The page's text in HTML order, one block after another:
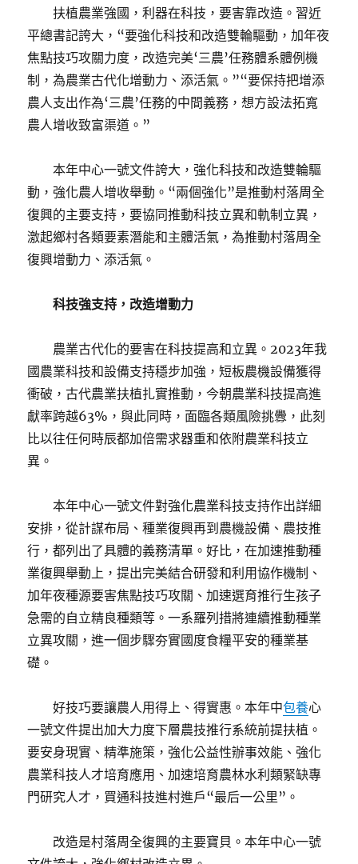
扶植農業強國，利器在科技，要害靠改造。習近
平總書記誇大，“要強化科技和改造雙輪驅動，加年夜
焦點技巧攻關力度，改造完美‘三農’任務體系體例機
制，為農業古代化增動力、添活氣。”“要保持把增添
農人支出作為‘三農’任務的中間義務，想方設法拓寬
農人增收致富渠道。”
本年中心一號文件誇大，強化科技和改造雙輪驅
動，強化農人增收舉動。“兩個強化”是推動村落周全
復興的主要支持，要協同推動科技立異和軌制立異，
激起鄉村各類要素潛能和主體活氣，為推動村落周全
復興增動力、添活氣。
科技強支持，改造增動力
農業古代化的要害在科技提高和立異。2023年我
國農業科技和設備支持穩步加強，短板農機設備獲得
衝破，古代農業扶植扎實推動，今朝農業科技提高進
獻率跨越63%，與此同時，面臨各類風險挑釁，此刻
比以往任何時辰都加倍需求器重和依附農業科技立
異。
本年中心一號文件對強化農業科技支持作出詳細
安排，從計謀布局、種業復興再到農機設備、農技推
行，都列出了具體的義務清單。好比，在加速推動種
業復興舉動上，提出完美結合研發和利用協作機制、
加年夜種源要害焦點技巧攻關、加速選育推行生孩子
急需的自立精良種類等。一系羅列措將連續推動種業
立異攻關，進一個步驟夯實國度食糧平安的種業基
礎。
好技巧要讓農人用得上、得實惠。本年中包養心
一號文件提出加大力度下層農技推行系統前提扶植。
要安身現實、精準施策，強化公益性辦事效能、強化
農業科技人才培育應用、加速培育農林水利類緊缺專
門研究人才，買通科技進村進戶“最后一公里”。
改造是村落周全復興的主要寶貝。本年中心一號